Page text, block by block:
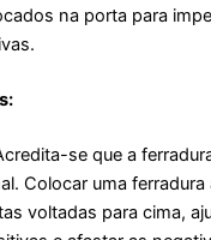
na porta para
se que a
Colocar uma
voltadas para cima,